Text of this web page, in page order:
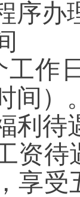
序办
工作
间）
利待
资
享受